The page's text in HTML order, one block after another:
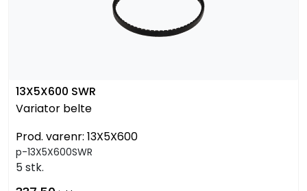
13X5X600 SWR
Variator belte
Prod. varenr: 13X5X600
p-13X5X600SWR
5 stk.